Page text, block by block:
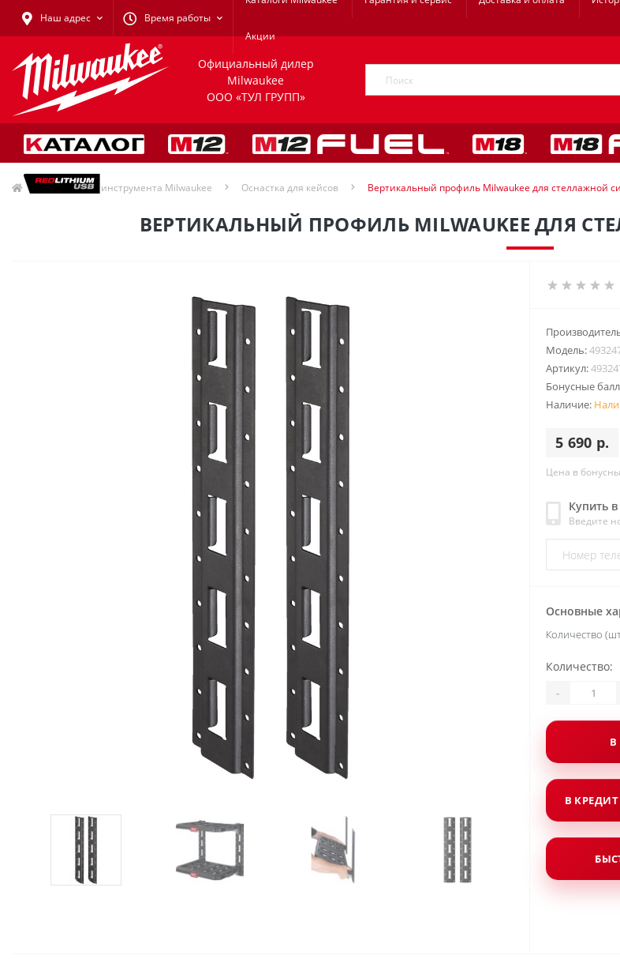
Наш адрес Время работы
Акции
Официальный дилер
Milwaukee
ООО «ТУЛ ГРУПП»
Хранение инструмента Milwaukee Оснастка для кейсов Вертикальный профиль Milwaukee для стеллажной
ВЕРТИКАЛЬНЫЙ ПРОФИЛЬ MILWAUKEE ДЛЯ
Модель:
Артикул:
Бонусные
Наличие:
5 690 р.
Цена в
Купить
Введите
Основные
Количество
Количество:
-
В КРЕДИТ